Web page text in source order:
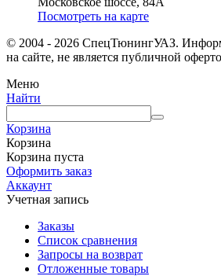
Посмотреть на карте
© 2004 - 2026 СпецТюнингУАЗ.
на сайте, не является публичной
Меню
Найти
Корзина
Корзина
Корзина пуста
Оформить заказ
Аккаунт
Учетная запись
Заказы
Список сравнения
Запросы на возврат
Отложенные товары